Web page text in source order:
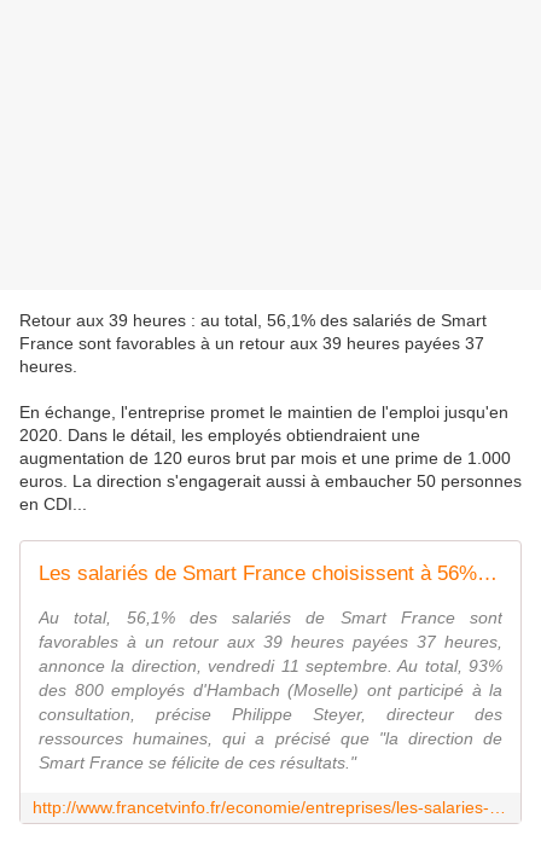
Retour aux 39 heures : au total, 56,1% des salariés de Smart
France sont favorables à un retour aux 39 heures payées 37
heures.
En échange, l'entreprise promet le maintien de l'emploi jusqu'en
2020. Dans le détail, les employés obtiendraient une
augmentation de 120 euros brut par mois et une prime de 1.000
euros. La direction s'engagerait aussi à embaucher 50 personnes
en CDI...
Les salariés de Smart France choisissent à 56% de revenir aux 39 heures, annonce la direction
Au total, 56,1% des salariés de Smart France sont
favorables à un retour aux 39 heures payées 37 heures,
annonce la direction, vendredi 11 septembre. Au total, 93%
des 800 employés d'Hambach (Moselle) ont participé à la
consultation, précise Philippe Steyer, directeur des
ressources humaines, qui a précisé que "la direction de
Smart France se félicite de ces résultats."